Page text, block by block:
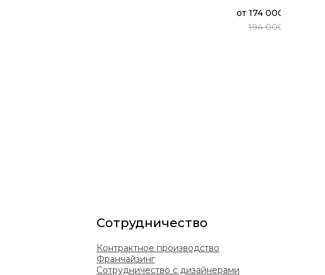
от 174 000 ₽
194 000 ₽
Сотрудничество
Контрактное производство
Франчайзинг
Сотрудничество с дизайнерами